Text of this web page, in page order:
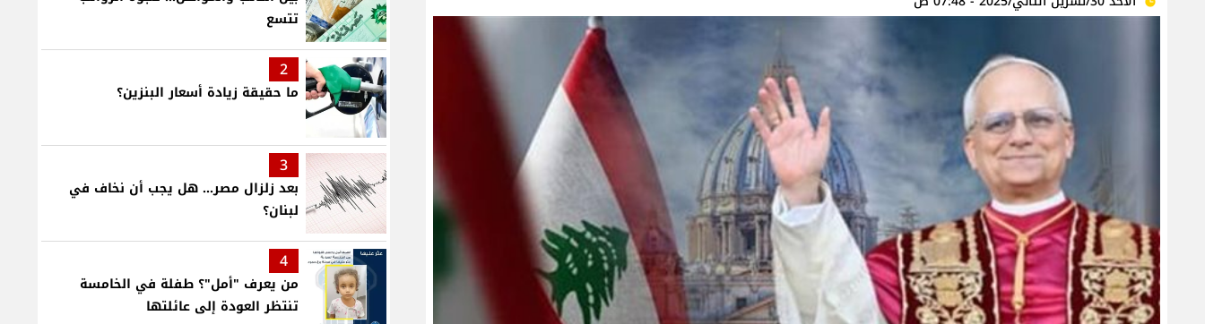
تتسع
2
ما حقيقة زيادة أسعار البنزين؟
3
بعد زلزال مصر... هل يجب أن نخاف في
لبنان؟
4
من يعرف "أمل"؟ طفلة في الخامسة
تنتظر العودة إلى عائلتها